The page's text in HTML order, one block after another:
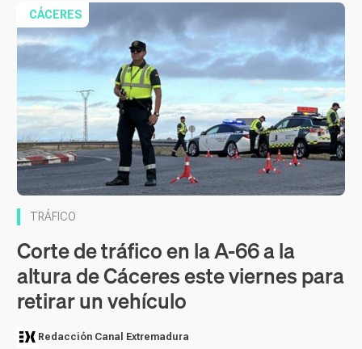
CÁCERES
TRÁFICO
Corte de tráfico en la A-66 a la
altura de Cáceres este viernes para
retirar un vehículo
Redacción Canal Extremadura